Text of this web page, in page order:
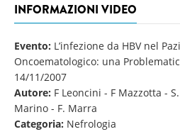
INFORMAZIONI VIDEO
Evento: L’infezione da HBV nel
Oncoematologico: una
14/11/2007
Autore: F Leoncini - F Mazzotta -
Marino - F. Marra
Categoria: Nefrologia